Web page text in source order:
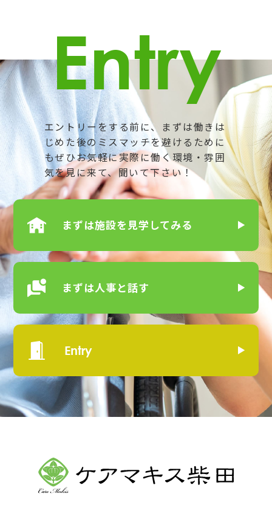
Entry
エントリーをする前に、まずは働きは
じめた後のミスマッチを避けるために
もぜひお気軽に実際に働く環境・雰囲
気を見に来て、聞いて下さい！
まずは施設を見学してみる
まずは人事と話す
Entry